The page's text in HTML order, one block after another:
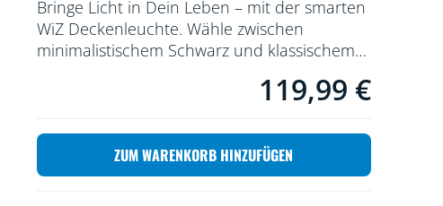
Bringe Licht in Dein Leben – mit der smarten
WiZ Deckenleuchte. Wähle zwischen
minimalistischem Schwarz und klassischem
Einrichtung! Genieße den kompletten
Energieverbrauch einer LED-Leuchte mit
einstellbarem Weißlicht. Probiere kühles
Tageslicht für gute Konzentration oder
Aktueller Preis ist 119,99
119,99 €
ZUM WARENKORB HINZUFÜGEN